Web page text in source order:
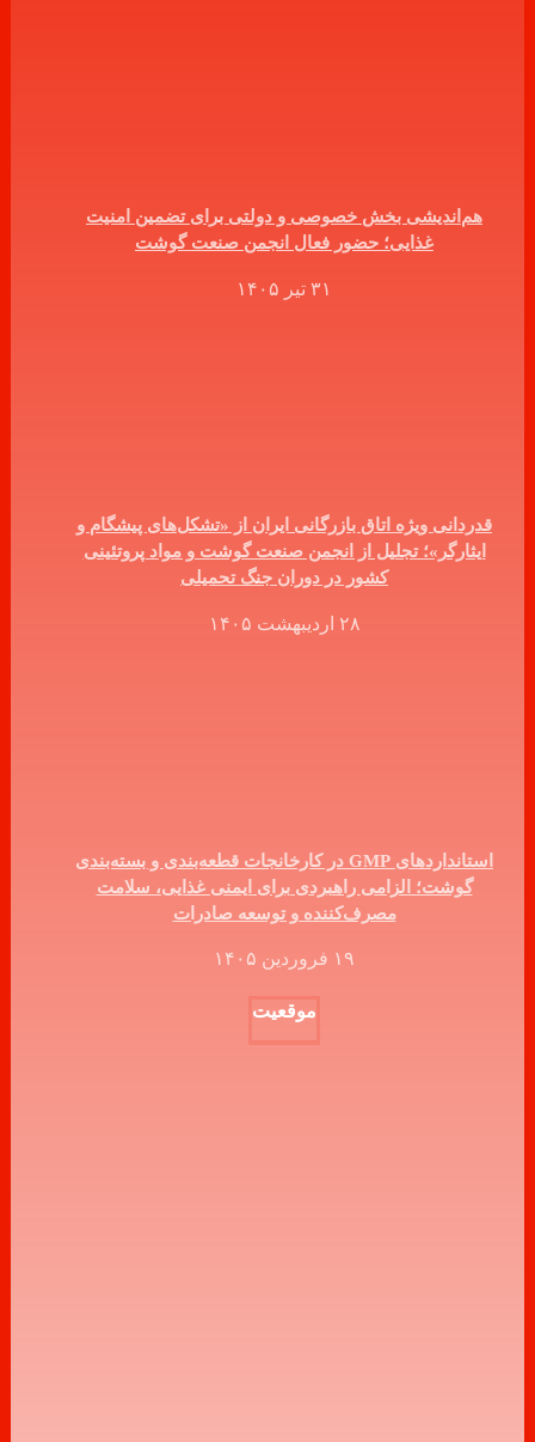
هم‌اندیشی بخش خصوصی و دولتی برای تضمین امنیت
غذایی؛ حضور فعال انجمن صنعت گوشت
۳۱ تیر ۱۴۰۵
قدردانی ویژه اتاق بازرگانی ایران از «تشکل‌های پیشگام و
ایثارگر»؛ تجلیل از انجمن صنعت گوشت و مواد پروتئینی
کشور در دوران جنگ تحمیلی
۲۸ اردیبهشت ۱۴۰۵
استانداردهای GMP در کارخانجات قطعه‌بندی و بسته‌بندی
گوشت؛ الزامی راهبردی برای ایمنی غذایی، سلامت
مصرف‌کننده و توسعه صادرات
۱۹ فروردین ۱۴۰۵
موقعیت